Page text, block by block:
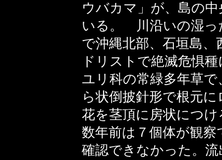
ウバカマ」が、島の
いる。 川沿いの湿
で沖縄北部、石垣島
ドリストで絶滅危惧
ユリ科の常緑多年草
ら状倒披針形で根元
花を茎頂に房状につけ
数年前は７個体が観
確認できなかった。